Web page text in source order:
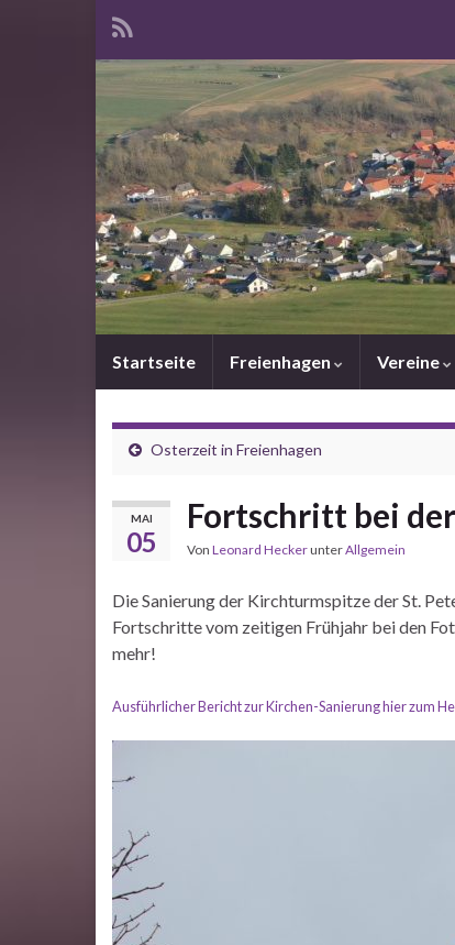
Startseite Freienhagen Vereine
Osterzeit in Freienhagen
MAI
05
Fortschritt bei
Von Leonard HeckerunterAllgemein
Die Sanierung der Kirchturmspitze der St.
Fortschritte vom zeitigen Frühjahr bei den
mehr!
Ausführlicher Bericht zur Kirchen-Sanierung hier zum